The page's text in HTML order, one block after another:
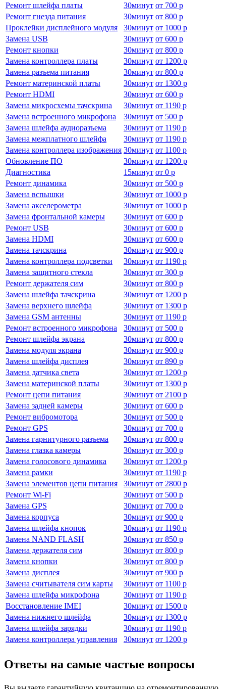
Ремонт шлейфа платы
30минут от 700 р
Ремонт гнезда питания
30минут от 800 р
Проклейки дисплейного модуля
30минут от 1000 р
Замена USB
30минут от 600 р
Ремонт кнопки
30минут от 800 р
Замена контроллера платы
30минут от 1200 р
Замена разъема питания
30минут от 800 р
Ремонт материнской платы
30минут от 1300 р
Ремонт HDMI
30минут от 600 р
Замена микросхемы тачскрина
30минут от 1190 р
Замена встроенного микрофона
30минут от 500 р
Замена шлейфа аудиоразъема
30минут от 1190 р
Замена межплатного шлейфа
30минут от 1190 р
Замена контроллера изображения 30минут от 1100 р
Обновление ПО
30минут от 1200 р
Диагностика
15минут от 0 р
Ремонт динамика
30минут от 500 р
Замена вспышки
30минут от 1000 р
Замена акселерометра
30минут от 1000 р
Замена фронтальной камеры
30минут от 600 р
Ремонт USB
30минут от 600 р
Замена HDMI
30минут от 600 р
Замена тачскрина
30минут от 900 р
Замена контроллера подсветки
30минут от 1190 р
Замена защитного стекла
30минут от 300 р
Ремонт держателя сим
30минут от 800 р
Замена шлейфа тачскрина
30минут от 1200 р
Замена верхнего шлейфа
30минут от 1300 р
Замена GSM антенны
30минут от 1190 р
Ремонт встроенного микрофона
30минут от 500 р
Ремонт шлейфа экрана
30минут от 800 р
Замена модуля экрана
30минут от 900 р
Замена шлейфа дисплея
30минут от 890 р
Замена датчика света
30минут от 1200 р
Замена материнской платы
30минут от 1300 р
Ремонт цепи питания
30минут от 2100 р
Замена задней камеры
30минут от 600 р
Ремонт вибромотора
30минут от 500 р
Ремонт GPS
30минут от 700 р
Замена гарнитурного разъема
30минут от 800 р
Замена глазка камеры
30минут от 300 р
Замена голосового динамика
30минут от 1200 р
Замена рамки
30минут от 1190 р
Замена элементов цепи питания
30минут от 2800 р
Ремонт Wi-Fi
30минут от 500 р
Замена GPS
30минут от 700 р
Замена корпуса
30минут от 900 р
Замена шлейфа кнопок
30минут от 1190 р
Замена NAND FLASH
30минут от 850 р
Замена держателя сим
30минут от 800 р
Замена кнопки
30минут от 800 р
Замена дисплея
30минут от 900 р
Замена считывателя сим карты
30минут от 1100 р
Замена шлейфа микрофона
30минут от 1190 р
Восстановление IMEI
30минут от 1500 р
Замена нижнего шлейфа
30минут от 1300 р
Замена шлейфа зарядки
30минут от 1190 р
Замена контроллера управления
30минут от 1200 р
Ответы на самые частые вопросы